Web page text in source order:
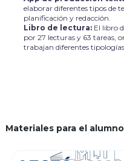
elaborar diferentes tipos de
planificación y redacción.
Libro de lectura:El libro
por 27 lecturas y 63 tareas,
trabajan diferentes
Materiales para el alumno